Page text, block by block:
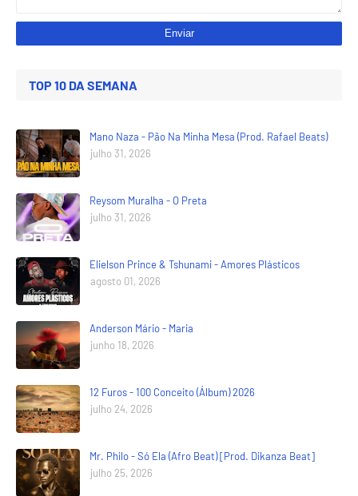
TOP 10 DA SEMANA
Mano Naza - Pão Na Minha Mesa (Prod. Rafael Beats)
julho 31, 2026
Reysom Muralha - O Preta
julho 31, 2026
Elielson Prince & Tshunami - Amores Plásticos
agosto 01, 2026
Anderson Mário - Maria
junho 18, 2026
12 Furos - 100 Conceito (Álbum) 2026
julho 24, 2026
Mr. Philo - Só Ela (Afro Beat) [Prod. Dikanza Beat]
julho 25, 2026